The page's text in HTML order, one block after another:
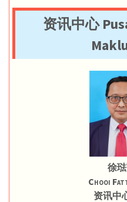
资讯中心
徐
Chooi
资讯中